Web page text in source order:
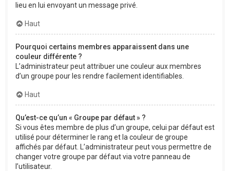
lieu en lui envoyant un message privé.
Haut
Pourquoi certains membres apparaissent dans une
couleur différente ?
L’administrateur peut attribuer une couleur aux membres
d’un groupe pour les rendre facilement identifiables.
Haut
Qu’est-ce qu’un « Groupe par défaut » ?
Si vous êtes membre de plus d’un groupe, celui par défaut est
utilisé pour déterminer le rang et la couleur de groupe
affichés par défaut. L’administrateur peut vous permettre de
changer votre groupe par défaut via votre panneau de
l’utilisateur.